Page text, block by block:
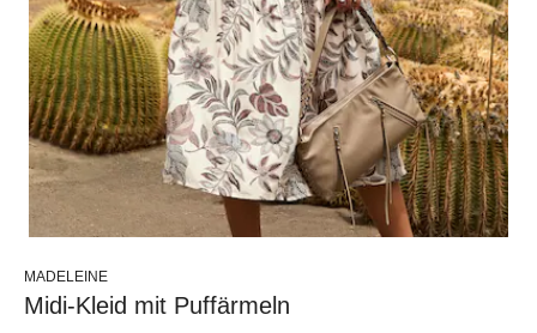
MADELEINE
Midi-Kleid mit Puffärmeln